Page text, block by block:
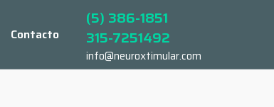
(5) 386-1851
315-7251492
info@neuroxtimular.com
Contacto